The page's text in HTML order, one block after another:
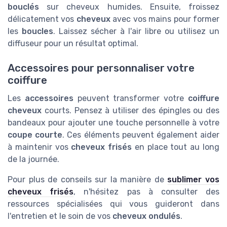
bouclés sur cheveux humides. Ensuite, froissez
délicatement vos cheveuxavec vos mains pour former
les boucles. Laissez sécher à l'air libre ou utilisez un
diffuseur pour un résultat optimal.
Accessoires pour personnaliser votre
coiffure
Les accessoires peuvent transformer votre coiffure
cheveux courts. Pensez à utiliser des épingles ou des
bandeaux pour ajouter une touche personnelle à votre
coupe courte. Ces éléments peuvent également aider
à maintenir vos cheveux frisés en place tout au long
de la journée.
Pour plus de conseils sur la manière de sublimer vos
cheveux frisés, n'hésitez pas à consulter des
ressources spécialisées qui vous guideront dans
l'entretien et le soin de vos cheveux ondulés.